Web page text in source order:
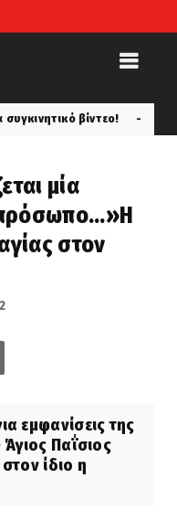
βίντεο! koinonia
μία
στον
εμφανίσεις της
Άγιος Παΐσιος
ίδιο η